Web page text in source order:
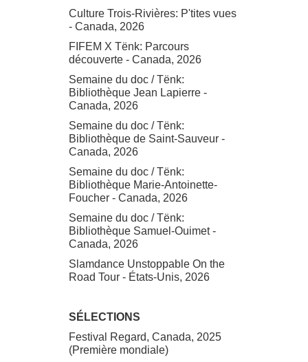
Culture Trois-Rivières: P'tites vues
- Canada, 2026
FIFEM X Tënk: Parcours
découverte - Canada, 2026
Semaine du doc / Tënk:
Bibliothèque Jean Lapierre -
Canada, 2026
Semaine du doc / Tënk:
Bibliothèque de Saint-Sauveur -
Canada, 2026
Semaine du doc / Tënk:
Bibliothèque Marie-Antoinette-
Foucher - Canada, 2026
Semaine du doc / Tënk:
Bibliothèque Samuel-Ouimet -
Canada, 2026
Slamdance Unstoppable On the
Road Tour - États-Unis, 2026
SÉLECTIONS
Festival Regard, Canada, 2025
(Première mondiale)